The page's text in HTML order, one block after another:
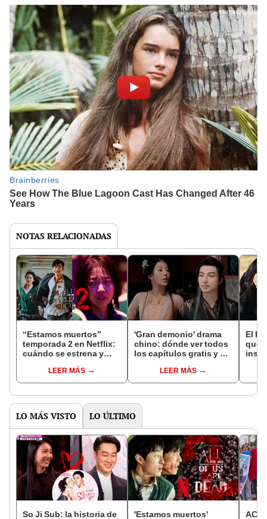
NOTAS RELACIONADAS
“Estamos muertos”
temporada 2 en Netflix:
cuándo se estrena y
temporadaLEER MÁS
'Gran demonio' drama
chino: dónde ver todos
los capítulos gratis y en
LEER MÁS
El k-
que
LO MÁS VISTO LO ÚLTIMO
So Ji Sub: la historia de 'Estamos muertos' ACE